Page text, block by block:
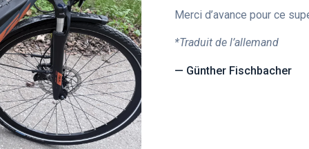
Merci d’avance pour ce
*Traduit de l’allemand
— Günther Fischbacher